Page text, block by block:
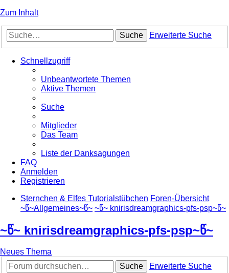
Zum Inhalt
Suche Erweiterte Suche
Schnellzugriff
Unbeantwortete Themen
Aktive Themen
Suche
Mitglieder
Das Team
Liste der Danksagungen
FAQ
Anmelden
Registrieren
Sternchen & Elfes Tutorialstübchen Foren-Übersicht
~წ~Allgemeines~წ~ ~წ~ knirisdreamgraphics-pfs-psp~წ~
~წ~ knirisdreamgraphics-pfs-psp~წ~
Neues Thema
Suche
Erweiterte Suche